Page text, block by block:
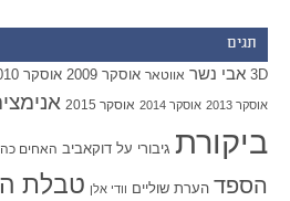
תגים
3D אבי נשר אווטאר אוסקר 2009 אוסקר 2010
אוסקר 2013 אוסקר 2014 אוסקר 2015
ביקורת גיבורי על דוקאביב האחים
הספד הערת שוליים וודי אלן טבלת